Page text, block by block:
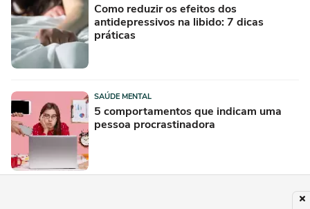
Como reduzir os efeitos dos
antidepressivos na libido: 7 dicas
práticas
SAÚDE MENTAL
5 comportamentos que indicam uma
pessoa procrastinadora